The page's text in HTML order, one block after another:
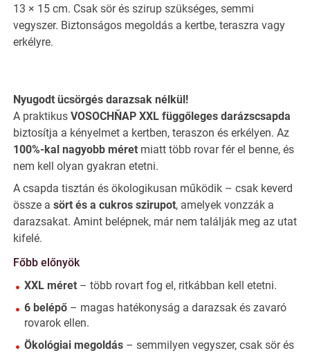
13 × 15 cm. Csak sör és szirup szükséges, semmi
vegyszer. Biztonságos megoldás a kertbe, teraszra vagy
erkélyre.
Nyugodt ücsörgés darazsak nélkül!
A praktikus VOSOCHŇAP XXL függőleges darázscsapda
biztosítja a kényelmet a kertben, teraszon és erkélyen. Az
100%-kal nagyobb méret miatt több rovar fér el benne, és
nem kell olyan gyakran etetni.
A csapda tisztán és ökologikusan működik – csak keverd
össze a sört és a cukros szirupot, amelyek vonzzák a
darazsakat. Amint belépnek, már nem találják meg az utat
kifelé.
Főbb előnyök
XXL méret – több rovart fog el, ritkábban kell etetni.
6 belépő – magas hatékonyság a darazsak és zavaró
rovarok ellen.
Ökológiai megoldás – semmilyen vegyszer, csak sör és